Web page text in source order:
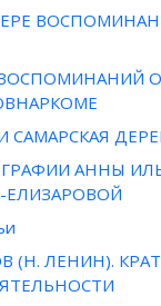
САМАРСКАЯ
АННЫ
(Н. ЛЕНИН).